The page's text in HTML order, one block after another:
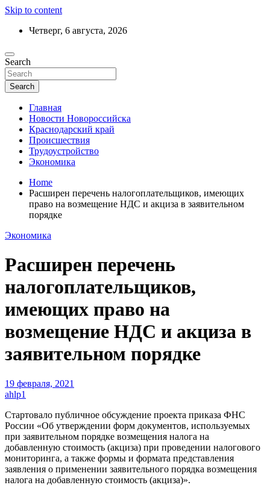
Skip to content
Четверг, 6 августа, 2026
Актуальные новости Новороссийска и
Краснодарского края
Ежедневный дайджест событий региона
Search
Search
Главная
Новости Новороссийска
Краснодарский край
Происшествия
Трудоустройство
Экономика
Home
Расширен перечень налогоплательщиков, имеющих
право на возмещение НДС и акциза в заявительном
порядке
Экономика
Расширен перечень
налогоплательщиков,
имеющих право на
возмещение НДС и акциза в
заявительном порядке
19 февраля, 2021
ahlp1
Стартовало публичное обсуждение проекта приказа ФНС
России «Об утверждении форм документов, используемых
при заявительном порядке возмещения налога на
добавленную стоимость (акциза) при проведении налогового
мониторинга, а также формы и формата представления
заявления о применении заявительного порядка возмещения
налога на добавленную стоимость (акциза)».